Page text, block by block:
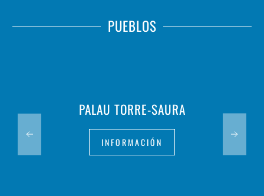
PUEBLOS
PALAU TORRE-SAURA
INFORMACIÓN